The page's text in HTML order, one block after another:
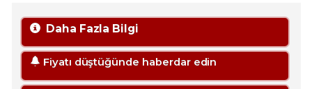
Daha Fazla Bilgi
Fiyatı düştüğünde haberdar edin